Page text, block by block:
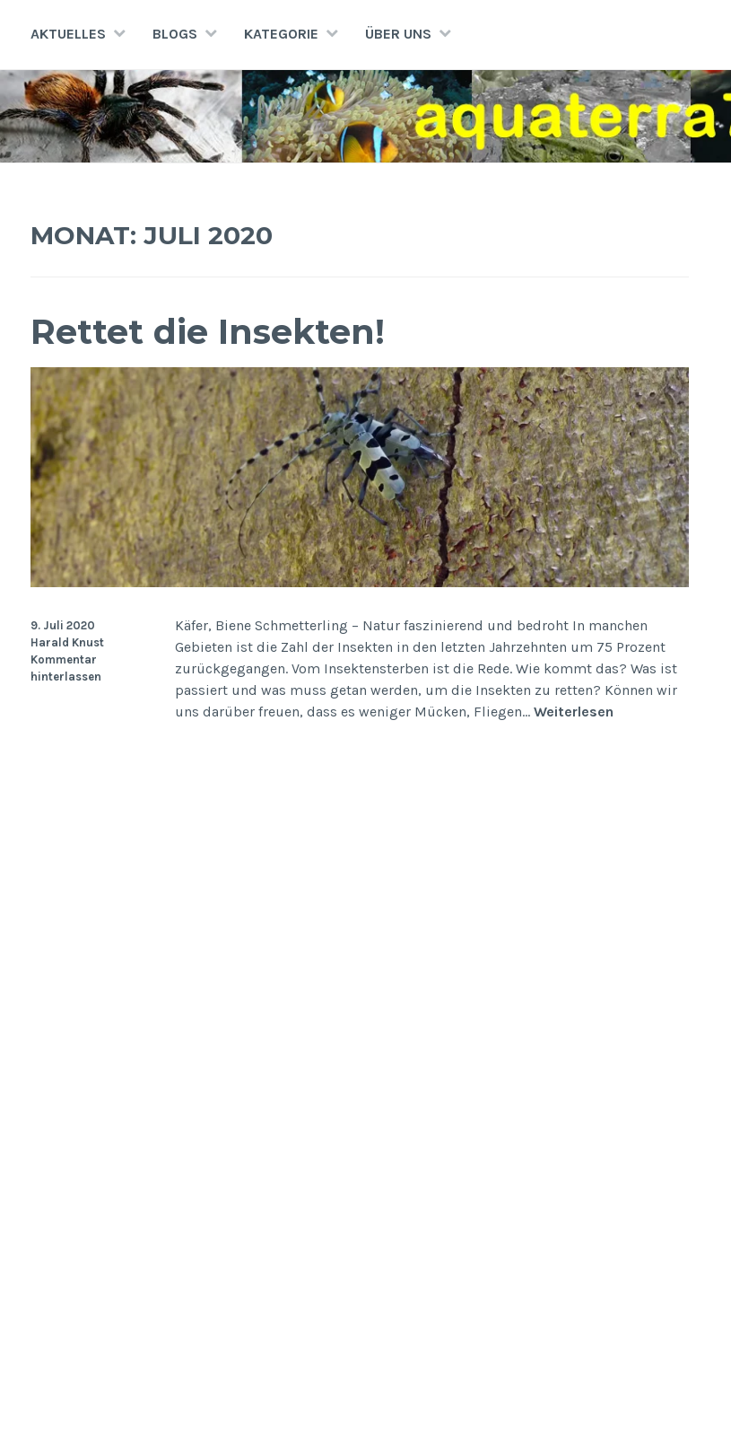
InhaltAKTUELLES BLOGS KATEGORIE ÜBER UNS
AQUATERRA70
Aquaristik · Terraristik · Natur- und Artenschutz
MONAT: JULI 2020
Rettet die Insekten!
Käfer, Biene Schmetterling – Natur faszinierend und bedroht In manchen
Gebieten ist die Zahl der Insekten in den letzten Jahrzehnten um 75 Prozent
zurückgegangen. Vom Insektensterben ist die Rede. Wie kommt das? Was ist
passiert und was muss getan werden, um die Insekten zu retten? Können wir
uns darüber freuen, dass es weniger Mücken, Fliegen…Weiterlesen
9. Juli 2020
Harald Knust
Kommentar
hinterlassen